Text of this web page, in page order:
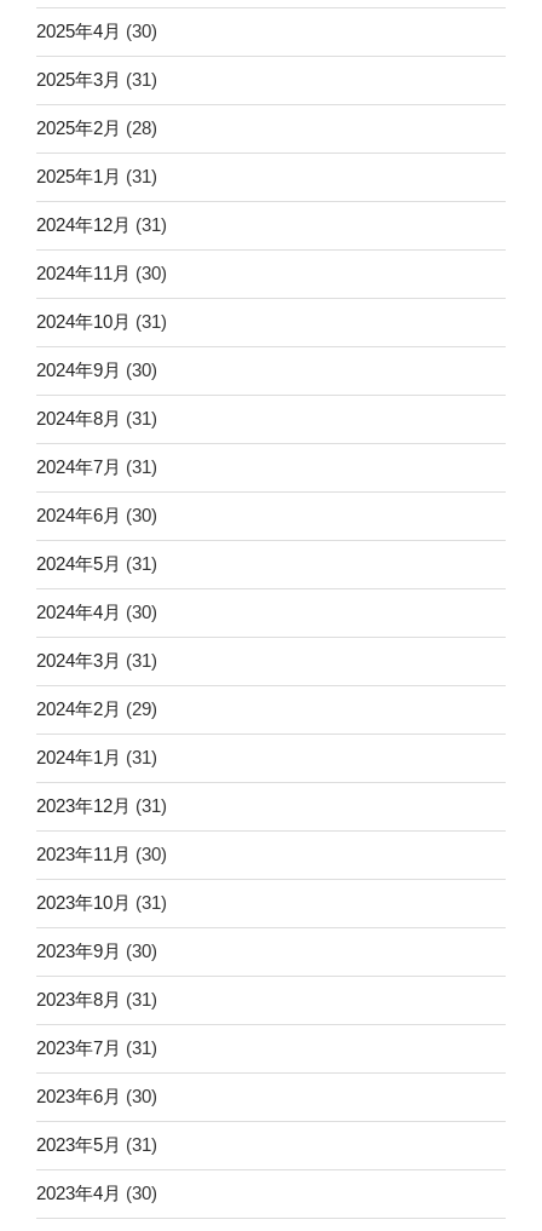
2025年4月 (30)
2025年3月 (31)
2025年2月 (28)
2025年1月 (31)
2024年12月 (31)
2024年11月 (30)
2024年10月 (31)
2024年9月 (30)
2024年8月 (31)
2024年7月 (31)
2024年6月 (30)
2024年5月 (31)
2024年4月 (30)
2024年3月 (31)
2024年2月 (29)
2024年1月 (31)
2023年12月 (31)
2023年11月 (30)
2023年10月 (31)
2023年9月 (30)
2023年8月 (31)
2023年7月 (31)
2023年6月 (30)
2023年5月 (31)
2023年4月 (30)